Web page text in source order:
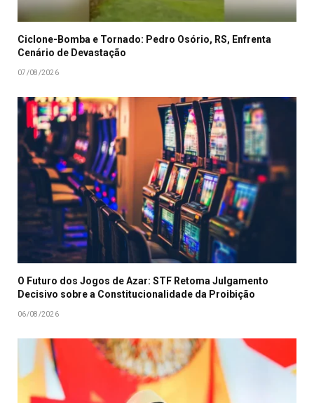
Ciclone-Bomba e Tornado: Pedro Osório, RS, Enfrenta
Cenário de Devastação
07/08/2026
O Futuro dos Jogos de Azar: STF Retoma Julgamento
Decisivo sobre a Constitucionalidade da Proibição
06/08/2026